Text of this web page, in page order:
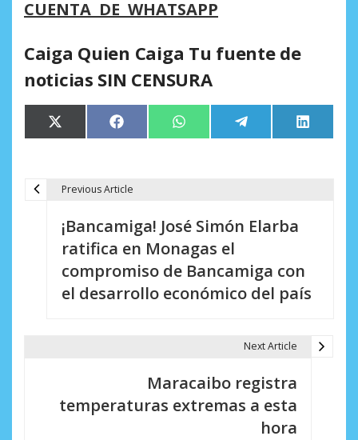
CUENTA DE WHATSAPP
Caiga Quien Caiga Tu fuente de
noticias SIN CENSURA
Compartir
en
X
(Twitter)
Compartir
en
Facebook Compartir
en
WhatsApp Compartir
en
Telegram
en
LinkedIn
Previous Article
¡Bancamiga! José Simón Elarba
ratifica en Monagas el
compromiso de Bancamiga con
el desarrollo económico del país
Next Article
Maracaibo registra
temperaturas extremas a esta
hora